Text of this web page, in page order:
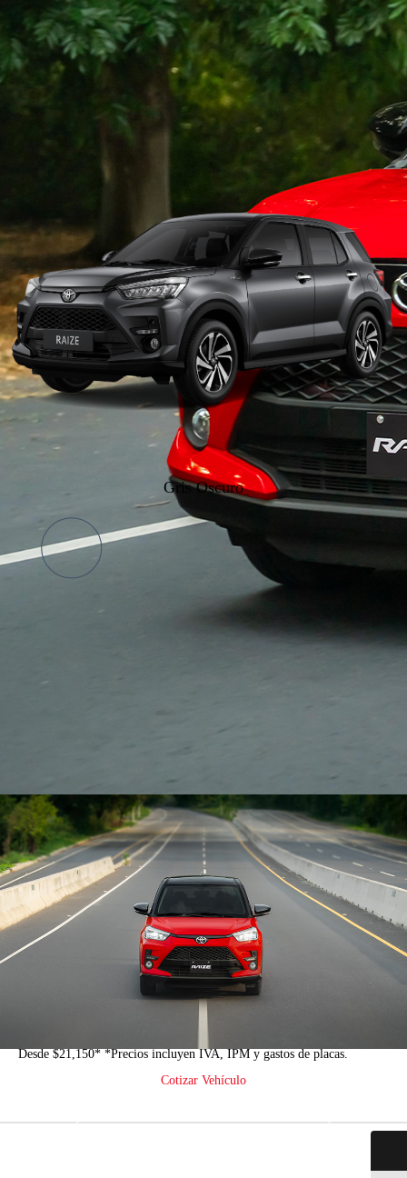
Desde $21,150* *Precios incluyen IVA, IPM y gastos de placas.
Cotizar Vehículo
Toyota Raize es el SUV capaz de brindarte total emoción y a su
vez, tranquilidad en cada viaje.
Colores
Gris Oscuro